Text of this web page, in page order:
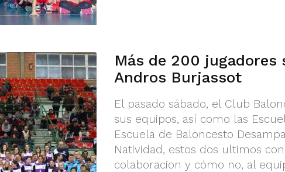
Más de 200 jugadores
Andros Burjassot
El pasado sábado, el Club
sus equipos, así como las
Escuela de Baloncesto
Natividad, estos dos ultimos
colaboracion y cómo no, al